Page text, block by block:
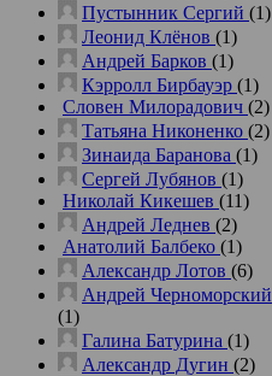
Пустынник Сергий (1)
Леонид Клёнов (1)
Андрей Барков (1)
Кэрролл Бирбауэр (1)
Словен Милорадович (2)
Татьяна Никоненко (2)
Зинаида Баранова (1)
Сергей Лубянов (1)
Николай Кикешев (11)
Андрей Леднев (2)
Анатолий Балбеко (1)
Александр Лотов (6)
Андрей Черноморский
(1)
Галина Батурина (1)
Александр Дугин (2)